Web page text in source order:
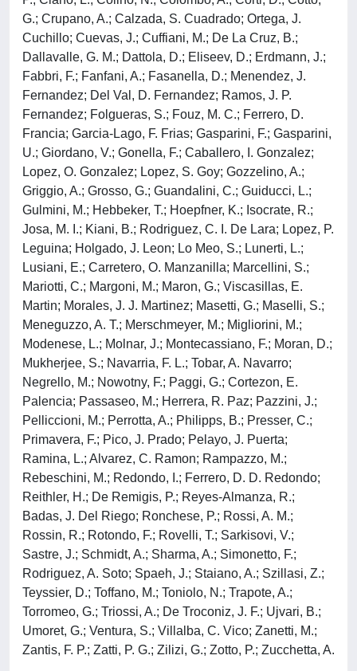
G.; Crupano, A.; Calzada, S. Cuadrado; Ortega, J.
Cuchillo; Cuevas, J.; Cuffiani, M.; De La Cruz, B.;
Dallavalle, G. M.; Dattola, D.; Eliseev, D.; Erdmann, J.;
Fabbri, F.; Fanfani, A.; Fasanella, D.; Menendez, J.
Fernandez; Del Val, D. Fernandez; Ramos, J. P.
Fernandez; Folgueras, S.; Fouz, M. C.; Ferrero, D.
Francia; Garcia-Lago, F. Frias; Gasparini, F.; Gasparini,
U.; Giordano, V.; Gonella, F.; Caballero, I. Gonzalez;
Lopez, O. Gonzalez; Lopez, S. Goy; Gozzelino, A.;
Griggio, A.; Grosso, G.; Guandalini, C.; Guiducci, L.;
Gulmini, M.; Hebbeker, T.; Hoepfner, K.; Isocrate, R.;
Josa, M. I.; Kiani, B.; Rodriguez, C. I. De Lara; Lopez, P.
Leguina; Holgado, J. Leon; Lo Meo, S.; Lunerti, L.;
Lusiani, E.; Carretero, O. Manzanilla; Marcellini, S.;
Mariotti, C.; Margoni, M.; Maron, G.; Viscasillas, E.
Martin; Morales, J. J. Martinez; Masetti, G.; Maselli, S.;
Meneguzzo, A. T.; Merschmeyer, M.; Migliorini, M.;
Modenese, L.; Molnar, J.; Montecassiano, F.; Moran, D.;
Mukherjee, S.; Navarria, F. L.; Tobar, A. Navarro;
Negrello, M.; Nowotny, F.; Paggi, G.; Cortezon, E.
Palencia; Passaseo, M.; Herrera, R. Paz; Pazzini, J.;
Pelliccioni, M.; Perrotta, A.; Philipps, B.; Presser, C.;
Primavera, F.; Pico, J. Prado; Pelayo, J. Puerta;
Ramina, L.; Alvarez, C. Ramon; Rampazzo, M.;
Rebeschini, M.; Redondo, I.; Ferrero, D. D. Redondo;
Reithler, H.; De Remigis, P.; Reyes-Almanza, R.;
Badas, J. Del Riego; Ronchese, P.; Rossi, A. M.;
Rossin, R.; Rotondo, F.; Rovelli, T.; Sarkisovi, V.;
Sastre, J.; Schmidt, A.; Sharma, A.; Simonetto, F.;
Rodriguez, A. Soto; Spaeh, J.; Staiano, A.; Szillasi, Z.;
Teyssier, D.; Toffano, M.; Toniolo, N.; Trapote, A.;
Torromeo, G.; Triossi, A.; De Troconiz, J. F.; Ujvari, B.;
Umoret, G.; Ventura, S.; Villalba, C. Vico; Zanetti, M.;
Zantis, F. P.; Zatti, P. G.; Zilizi, G.; Zotto, P.; Zucchetta, A.